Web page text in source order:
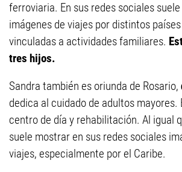
ferroviaria. En sus redes sociales
imágenes de viajes por distintos
vinculadas a actividades familiares.
tres hijos.
Sandra también es oriunda de Rosario,
dedica al cuidado de adultos mayores.
centro de día y rehabilitación. Al igual
suele mostrar en sus redes sociales
viajes, especialmente por el Caribe.